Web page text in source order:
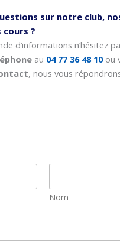
sur notre club,
cours ?
d’informations n’hésitez
au 04 77 36 48 10 ou
, nous vous
Nom